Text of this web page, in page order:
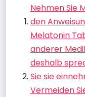
Nehmen Sie
den
Melatonin
anderer
deshalb
Sie sie
Vermeiden